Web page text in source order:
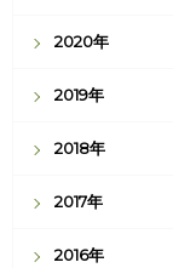
2020年
2019年
2018年
2017年
2016年